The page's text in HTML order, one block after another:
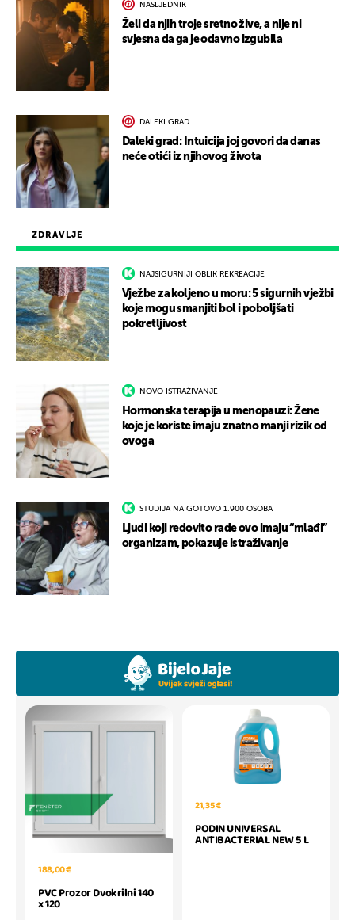
ZDRAVLJE
NAJSIGURNIJI OBLIK REKREACIJE
Vježbe za koljeno u moru: 5 sigurnih vježbi
koje mogu smanjiti bol i poboljšati
pokretljivost
NOVO ISTRAŽIVANJE
Hormonska terapija u menopauzi: Žene
koje je koriste imaju znatno manji rizik od
ovoga
STUDIJA NA GOTOVO 1.900 OSOBA
Ljudi koji redovito rade ovo imaju “mlađi”
organizam, pokazuje istraživanje
NASLJEDNIK
Želi da njih troje sretno žive, a nije ni
svjesna da ga je odavno izgubila
DALEKI GRAD
Daleki grad: Intuicija joj govori da danas
neće otići iz njihovog života
188,00 €
PVC Prozor Dvokrilni 140
x 120
21,35 €
PODIN UNIVERSAL
ANTIBACTERIAL NEW 5 L